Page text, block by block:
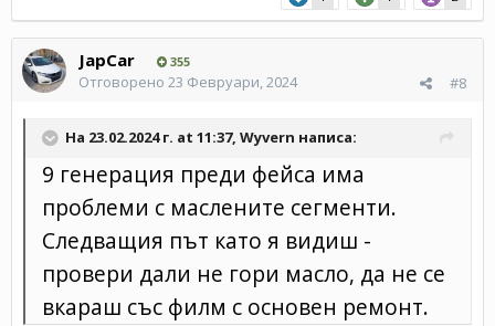
JapCar 355
#8
Отговорено 23 Февруари, 2024
На 23.02.2024 г. at 11:37, Wyvern написа:
9 генерация преди фейса има
проблеми с маслените сегменти.
Следващия път като я видиш -
провери дали не гори масло, да не се
вкараш със филм с основен ремонт.